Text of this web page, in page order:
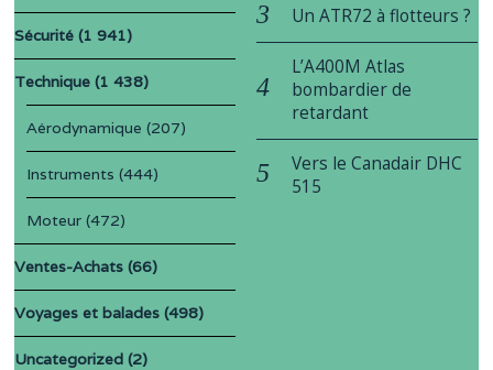
Sécurité (1 941)
Technique (1 438)
Aérodynamique (207)
Instruments (444)
Moteur (472)
Ventes-Achats (66)
Voyages et balades (498)
Uncategorized (2)
Un ATR72 à flotteurs ?
L’A400M Atlas
bombardier de
retardant
Vers le Canadair DHC
515